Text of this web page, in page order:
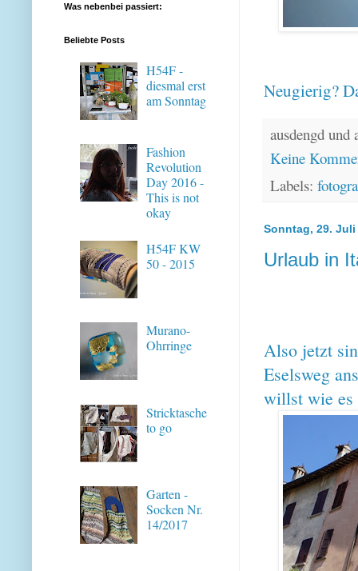
Neugierig?
ausdengd
Keine
Labels:
Sonntag, 29. Juli
Urlaub in
Also jetzt
Eselsweg
willst wie es
Was nebenbei passiert:
Beliebte Posts
H54F -
diesmal erst
am Sonntag
Fashion
Revolution
Day 2016 -
This is not
okay
H54F KW
50 - 2015
Murano-
Ohrringe
Stricktasche
to go
Garten -
Socken Nr.
14/2017